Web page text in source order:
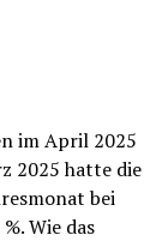
im April 2025
2025 hatte die
bei
Wie das